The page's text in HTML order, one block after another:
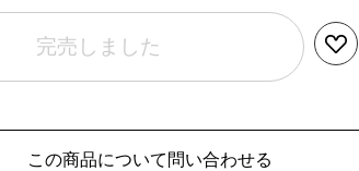
完売しました
この商品について問い合わせる